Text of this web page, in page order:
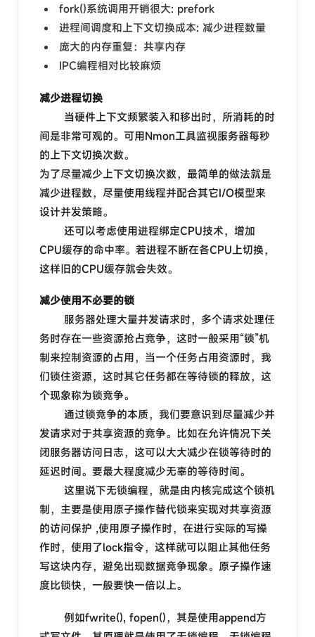
fork()系统调用开销很大: prefork
进程间调度和上下文切换成本: 减少进程数量
庞大的内存重复：共享内存
IPC编程相对比较麻烦
减少进程切换
当硬件上下文频繁装入和移出时，所消耗的时
间是非常可观的。可用Nmon工具监视服务器每秒
的上下文切换次数。
为了尽量减少上下文切换次数，最简单的做法就是
减少进程数，尽量使用线程并配合其它I/O模型来
设计并发策略。
还可以考虑使用进程绑定CPU技术，增加
CPU缓存的命中率。若进程不断在各CPU上切换，
这样旧的CPU缓存就会失效。
减少使用不必要的锁
服务器处理大量并发请求时，多个请求处理任
务时存在一些资源抢占竞争，这时一般采用“锁”机
制来控制资源的占用，当一个任务占用资源时，我
们锁住资源，这时其它任务都在等待锁的释放，这
个现象称为锁竞争。
通过锁竞争的本质，我们要意识到尽量减少并
发请求对于共享资源的竞争。比如在允许情况下关
闭服务器访问日志，这可以大大减少在锁等待时的
延迟时间。要最大程度减少无辜的等待时间。
这里说下无锁编程，就是由内核完成这个锁机
制，主要是使用原子操作替代锁来实现对共享资源
的访问保护 ,使用原子操作时，在进行实际的写操
作时，使用了lock指令，这样就可以阻止其他任务
写这块内存，避免出现数据竞争现象。原子操作速
度比锁快，一般要快一倍以上。
例如fwrite(), fopen()，其是使用append方